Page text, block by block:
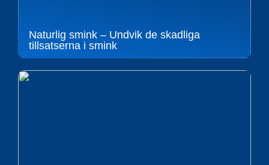
Naturlig smink – Undvik de skadliga
tillsatserna i smink